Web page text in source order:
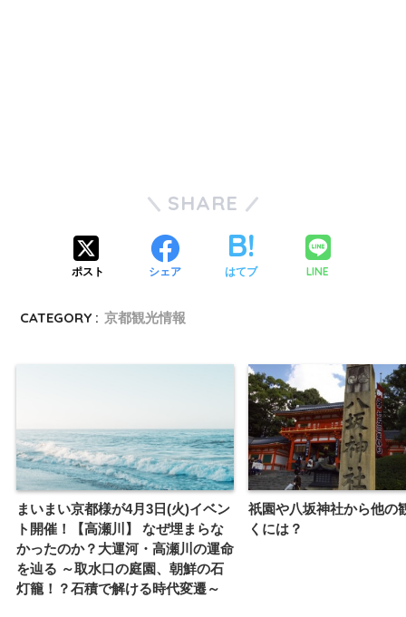
SHARE
ポスト シェア はてブ LINE
CATEGORY : 京都観光情報
まいまい京都様が4月3日(火)イベン
ト開催！【高瀬川】 なぜ埋まらな
かったのか？大運河・高瀬川の運命
を辿る ～取水口の庭園、朝鮮の石
灯籠！？石積で解ける時代変遷～
祇園や八坂神社から他の
くには？